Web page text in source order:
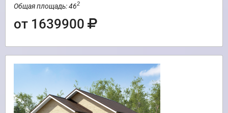
Общая площадь: 462
от 1639900